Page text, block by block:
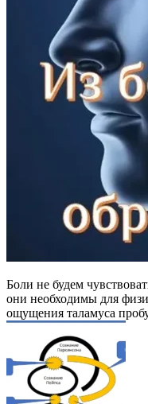
Боли не будем
они необходимы для
ощущения таламуса